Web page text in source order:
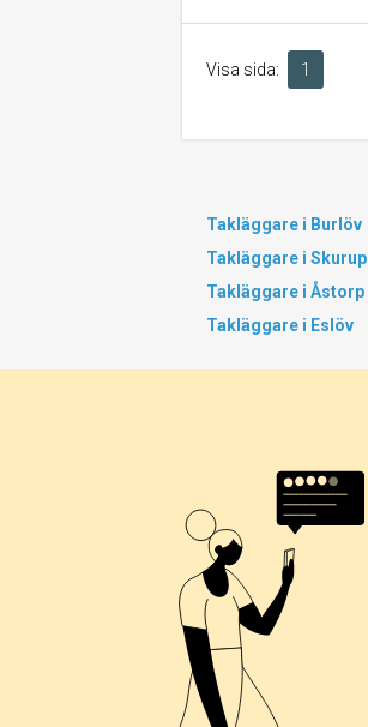
Visa sida: 1
Takläggare i Burlöv
Takläggare i Skurup
Takläggare i Åstorp
Takläggare i Eslöv